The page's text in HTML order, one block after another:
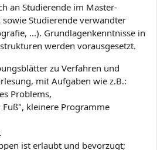
an Studierende im Master-
Studierende verwandter
...). Grundlagenkenntnisse in
werden vorausgesetzt.
zu Verfahren und
mit Aufgaben wie z.B.:
Problems,
Fuß", kleinere Programme
ist erlaubt und bevorzugt;